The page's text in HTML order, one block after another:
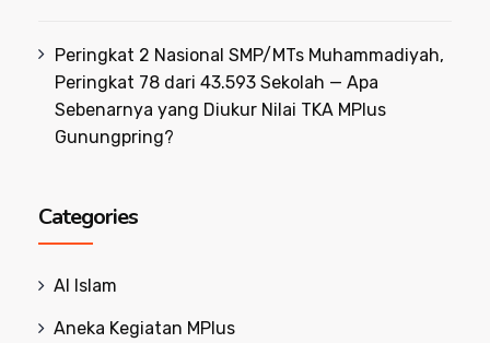
Peringkat 2 Nasional SMP/MTs Muhammadiyah,
Peringkat 78 dari 43.593 Sekolah — Apa
Sebenarnya yang Diukur Nilai TKA MPlus
Gunungpring?
Categories
Al Islam
Aneka Kegiatan MPlus